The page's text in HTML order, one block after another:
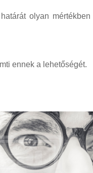
olyan
ennek a lehetőségét.